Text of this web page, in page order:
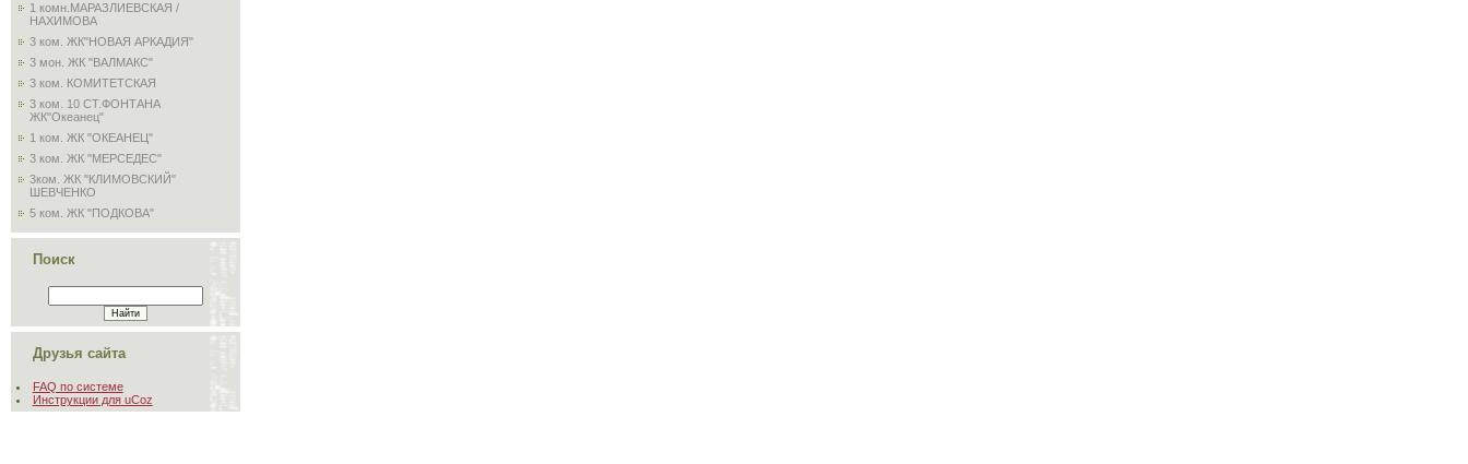
1 комн.МАРАЗЛИЕВСКАЯ /
НАХИМОВА
3 ком. ЖК"НОВАЯ АРКАДИЯ"
3 мон. ЖК "ВАЛМАКС"
3 ком. КОМИТЕТСКАЯ
3 ком. 10 СТ.ФОНТАНА
ЖК"Океанец"
1 ком. ЖК "ОКЕАНЕЦ"
3 ком. ЖК "МЕРСЕДЕС"
3ком. ЖК "КЛИМОВСКИЙ"
ШЕВЧЕНКО
5 ком. ЖК "ПОДКОВА"
Поиск
Друзья сайта
FAQ по системе
Инструкции для uCoz